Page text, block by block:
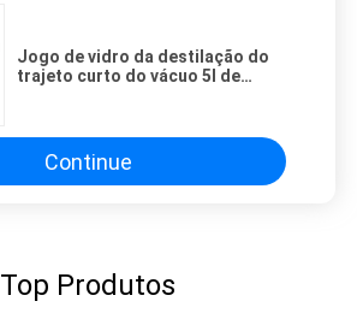
Jogo de vidro da destilação do
trajeto curto do vácuo 5l de
Continue
Top Produtos